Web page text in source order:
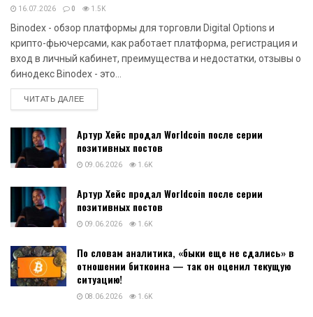
16.07.2026 0 1.5K
Binodex - обзор платформы для торговли Digital Options и
крипто-фьючерсами, как работает платформа, регистрация и
вход в личный кабинет, преимущества и недостатки, отзывы о
бинодекс Binodex - это...
ЧИТАТЬ ДАЛЕЕDETAILS
Артур Хейс продал Worldcoin после серии
позитивных постов
09.06.2026 1.6K
Артур Хейс продал Worldcoin после серии
позитивных постов
09.06.2026 1.6K
По словам аналитика, «быки еще не сдались» в
отношении биткоина — так он оценил текущую
ситуацию!
08.06.2026 1.6K